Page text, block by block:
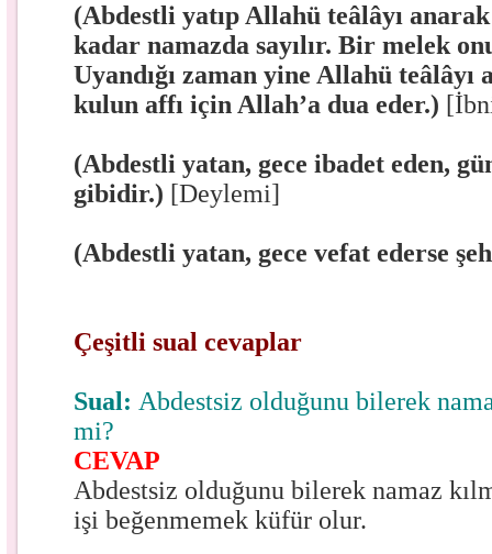
(Abdestli yatıp Allahü teâlâyı
kadar namazda sayılır. Bir melek
Uyandığı zaman yine Allahü teâlâyı
kulun affı için Allah’a dua eder.)
(Abdestli yatan, gece ibadet eden,
gibidir.) [Deylemi]
(Abdestli yatan, gece vefat ederse
Çeşitli sual cevaplar
Sual: Abdestsiz olduğunu bilerek
mi?
CEVAP
Abdestsiz olduğunu bilerek namaz
işi beğenmemek küfür olur.